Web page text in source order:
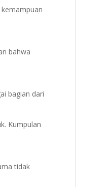
bahwa
bagian dari
Kumpulan
tidak